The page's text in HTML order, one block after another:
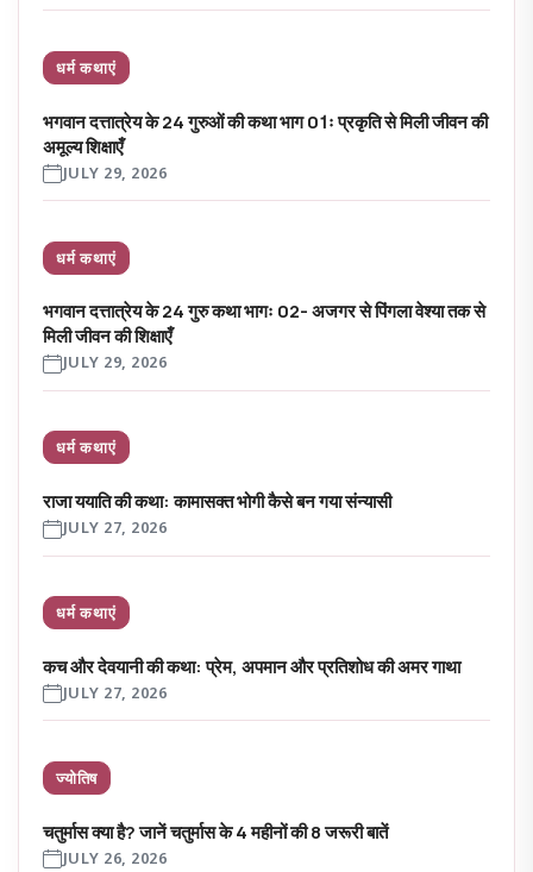
धर्म कथाएं
भगवान दत्तात्रेय के 24 गुरुओं की कथा भाग 01ः प्रकृति से मिली जीवन की
अमूल्य शिक्षाएँ
JULY 29, 2026
धर्म कथाएं
भगवान दत्तात्रेय के 24 गुरु कथा भागः 02- अजगर से पिंगला वेश्या तक से
मिली जीवन की शिक्षाएँ
JULY 29, 2026
धर्म कथाएं
राजा ययाति की कथा: कामासक्त भोगी कैसे बन गया संन्यासी
JULY 27, 2026
धर्म कथाएं
कच और देवयानी की कथा: प्रेम, अपमान और प्रतिशोध की अमर गाथा
JULY 27, 2026
ज्योतिष
चतुर्मास क्या है? जानें चतुर्मास के 4 महीनों की 8 जरूरी बातें
JULY 26, 2026